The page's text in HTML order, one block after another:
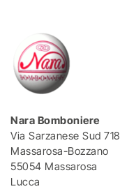
Nara Bomboniere
Via Sarzanese Sud 718
Massarosa-Bozzano
55054 Massarosa
Lucca